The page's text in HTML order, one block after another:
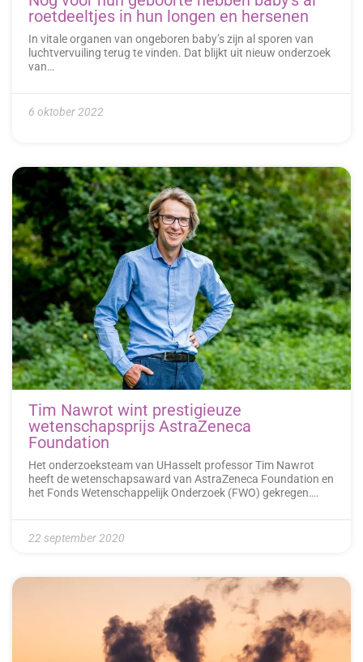
roetdeeltjes in hun longen en hersenen
In vitale organen van ongeboren baby’s zijn al sporen van
luchtvervuiling terug te vinden. Dat blijkt uit nieuw onderzoek
van…
6 oktober 2022
Tim Nawrot wint prestigieuze
wetenschapsprijs AstraZeneca
Foundation
Het onderzoeksteam van UHasselt professor Tim Nawrot
heeft de wetenschapsaward van AstraZeneca Foundation en
het Fonds Wetenschappelijk Onderzoek (FWO) gekregen….
22 september 2020